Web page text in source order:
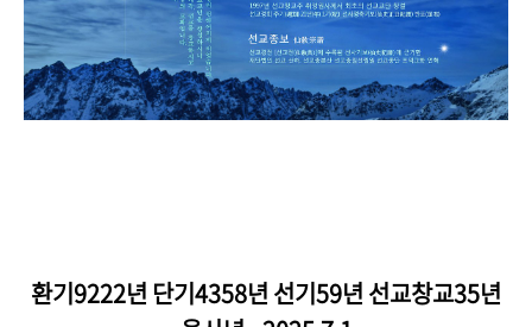
환기9222년 단기4358년 선기59년 선교창교35년